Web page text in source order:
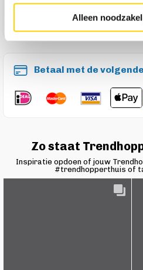
Alleen
Betaal met de
Zo staat
Inspiratie opdoen of jouw
#trendhopperthuis of